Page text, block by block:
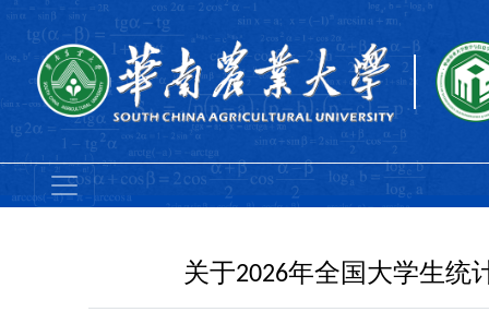
关于2026年全国大学生统